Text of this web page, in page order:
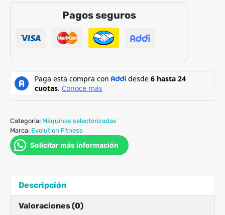
EVO
Pagos seguros
Categoría: Máquinas selectorizadas
Marca: Evolution Fitness
Solicitar más información
Descripción
Valoraciones (0)